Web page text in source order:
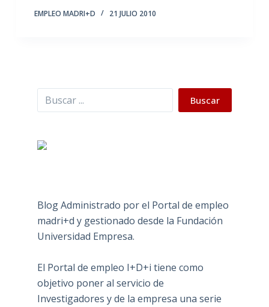
EMPLEO MADRI+D 21 JULIO 2010
Buscar Buscar
Blog Administrado por el Portal de empleo
madri+d y gestionado desde la Fundación
Universidad Empresa.
El Portal de empleo I+D+i tiene como
objetivo poner al servicio de
Investigadores y de la empresa una serie